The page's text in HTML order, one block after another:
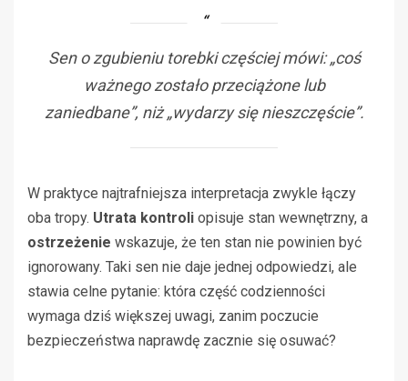
Sen o zgubieniu torebki częściej mówi: „coś
ważnego zostało przeciążone lub
zaniedbane”, niż „wydarzy się nieszczęście”.
W praktyce najtrafniejsza interpretacja zwykle łączy
oba tropy. Utrata kontroli opisuje stan wewnętrzny, a
ostrzeżenie wskazuje, że ten stan nie powinien być
ignorowany. Taki sen nie daje jednej odpowiedzi, ale
stawia celne pytanie: która część codzienności
wymaga dziś większej uwagi, zanim poczucie
bezpieczeństwa naprawdę zacznie się osuwać?